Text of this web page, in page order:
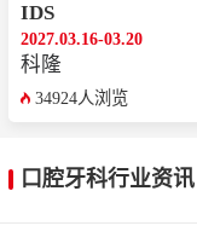
IDS
2027.03.16-03.20
科隆
34924人浏览
口腔牙科行业资讯